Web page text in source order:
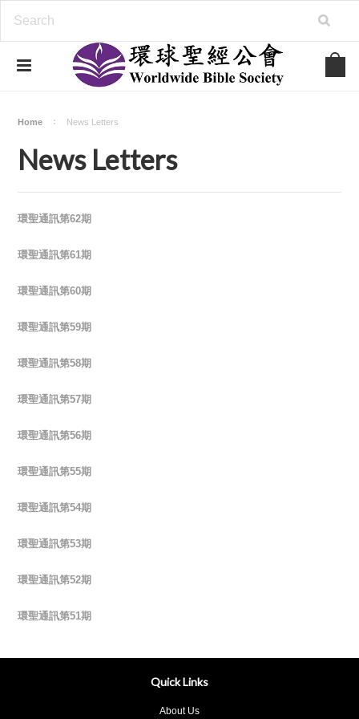
Home News Letters
News Letters
環聖通訊第62期
環聖通訊第61期
環聖通訊第60期
環聖通訊第59期
環聖通訊第58期
環聖通訊第57期
環聖通訊第56期
環聖通訊第55期
環聖通訊第54期
環聖通訊第53期
環聖通訊第52期
環聖通訊第51期
Quick Links
About Us